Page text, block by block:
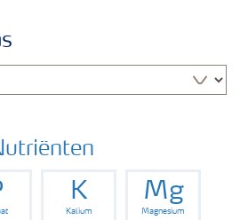
K
Kalium
Mg
Magnesium